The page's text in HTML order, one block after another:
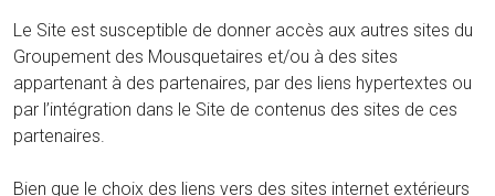
Le Site est susceptible de donner accès aux autres sites du
Groupement des Mousquetaires et/ou à des sites
appartenant à des partenaires, par des liens hypertextes ou
par l’intégration dans le Site de contenus des sites de ces
partenaires.
Bien que le choix des liens vers des sites internet extérieurs